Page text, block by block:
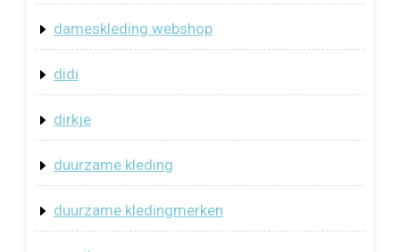
dameskleding webshop
didi
dirkje
duurzame kleding
duurzame kledingmerken